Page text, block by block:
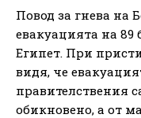
Повод за гнева на
евакуацията на 89
Египет. При
видя, че
правителствения
обикновено, а от